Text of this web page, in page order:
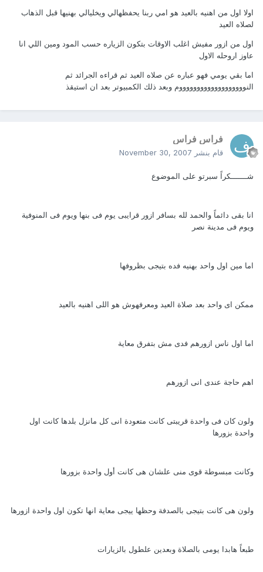
اولا اول من اهنيه بالعيد هو امي ربنا يحفظهالي ويخليالي بهنيها قبل الذهاب
لصلاه العيد
اول من ازور مفيش اغلب الاوقات بتكون الزياره حسب المود ومين اللي انا
عاوز اروحله الاول
اما بقي يومي فهو عباره عن صلاه العيد ثم قراءه الجرائد ثم
النوووووووووووووووووووم وبعد ذلك الكمبيوتر بعد ان استيقذ
فراس فراس
قام بنشر November 30, 2007
شـــــــكراً سبرتو على الموضوع
انا بقى دائماً والحمد لله بسافر ازور قرايبى يوم فى بنها ويوم فى المنوفية
ويوم فى مدينة نصر
اما مين اول واحد بهنيه فده بتيجى بظروفها
ممكن اى واحد بعد صلاة العيد ومعرفهوش هو اللى اهنيه بالعيد
اما اول ناس ازورهم فدى مش بتفرق معاية
اهم حاجة عندى انى ازورهم
ولون كان فى واحدة قريبتى كانت متعودة انى كل مانزل بلدها كانت اول
واحدة بزورها
وكانت مبسوطة قوى منى علشان هى كانت أول واحدة بزورها
ولون هى كانت بتيجى بالصدفة وحظها ييجى معاية انها تكون اول واحدة ازورها
طبعاً هابدا يومى بالصلاة وبعدين علطول بالزيارات